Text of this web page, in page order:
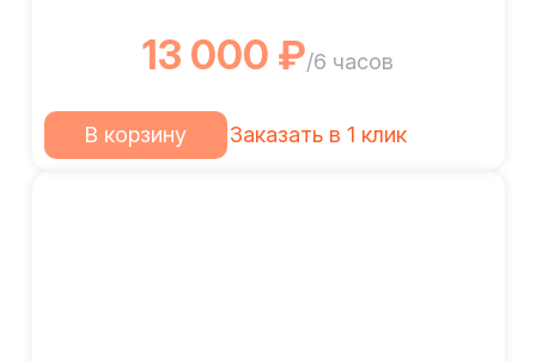
13 000 ₽/6 часов
В корзину Заказать в 1 клик